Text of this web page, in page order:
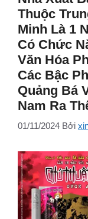
Thuộc
Minh Là 1
Có Chức
Văn Hóa
Các Bậc
Quảng Bá
Nam Ra
01/11/2024 Bởi